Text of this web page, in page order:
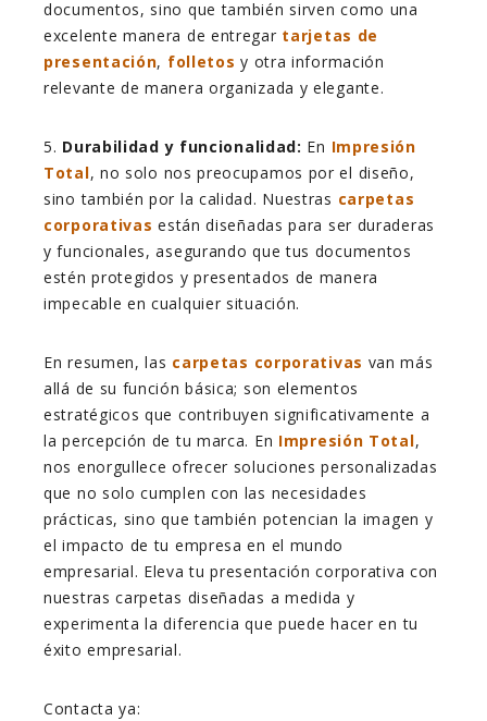
documentos, sino que también sirven como una
excelente manera de entregar tarjetas de
presentación, folletos y otra información
relevante de manera organizada y elegante.
5. Durabilidad y funcionalidad: En Impresión
Total, no solo nos preocupamos por el diseño,
sino también por la calidad. Nuestras carpetas
corporativas están diseñadas para ser duraderas
y funcionales, asegurando que tus documentos
estén protegidos y presentados de manera
impecable en cualquier situación.
En resumen, las carpetas corporativas van más
allá de su función básica; son elementos
estratégicos que contribuyen significativamente a
la percepción de tu marca. En Impresión Total,
nos enorgullece ofrecer soluciones personalizadas
que no solo cumplen con las necesidades
prácticas, sino que también potencian la imagen y
el impacto de tu empresa en el mundo
empresarial. Eleva tu presentación corporativa con
nuestras carpetas diseñadas a medida y
experimenta la diferencia que puede hacer en tu
éxito empresarial.
Contacta ya: